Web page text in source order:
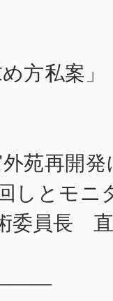
方私案」
苑再開
しとモ
委員長